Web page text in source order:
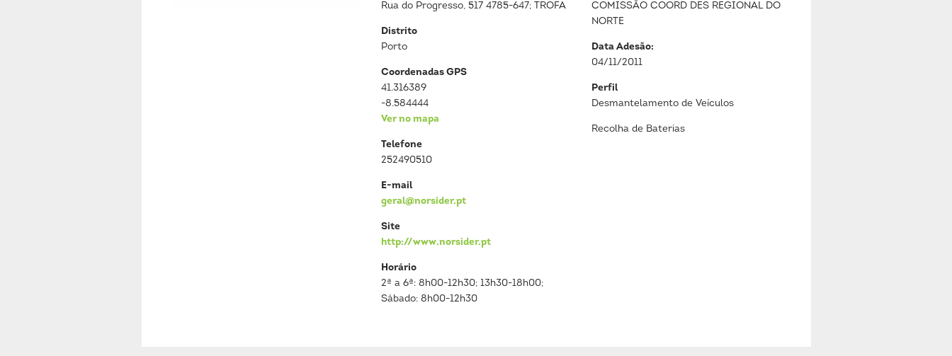
Rua do Progresso, 517 4785-647; TROFA
Distrito
Porto
Coordenadas GPS
41.316389
-8.584444
Ver no mapa
Telefone
252490510
E-mail
geral@norsider.pt
Site
http://www.norsider.pt
Horário
2ª a 6ª: 8h00-12h30; 13h30-18h00;
Sábado: 8h00-12h30
COMISSÃO COORD DES REGIONAL DO
NORTE
Data Adesão:
04/11/2011
Perfil
Desmantelamento de Veículos
Recolha de Baterias